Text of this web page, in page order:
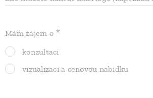
Mám zájem o
konzultaci
vizualizaci a cenovou nabídku